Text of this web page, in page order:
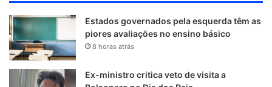
Estados governados pela esquerda têm as
piores avaliações no ensino básico
8 horas atrás
Ex-ministro critica veto de visita a